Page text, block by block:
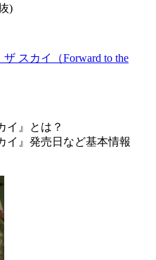
)
スカイ（Forward to the
イ』とは？
イ』発売日など基本情報